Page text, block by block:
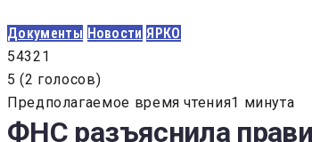
Документы Новости ЯРКО
54321
5 (2 голосов)
Предполагаемое время чтения1 минута
ФНС разъяснила